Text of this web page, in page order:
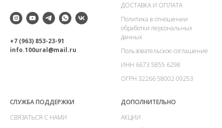
+7 (963) 853-23-91
info.100ural@mail.ru
ДОСТАВКА И ОПЛАТА
Политика в отношении
обработки персональных
данных
Пользовательское соглашение
ИНН 6673 5855 6298
ОГРН 32266 58002 09253
СЛУЖБА ПОДДЕРЖКИ
СВЯЗАТЬСЯ С НАМИ
ДОПОЛНИТЕЛЬНО
АКЦИИ